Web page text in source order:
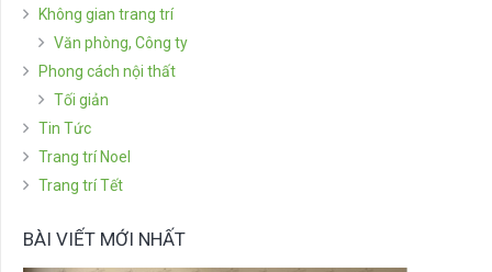
Không gian trang trí
Văn phòng, Công ty
Phong cách nội thất
Tối giản
Tin Tức
Trang trí Noel
Trang trí Tết
BÀI VIẾT MỚI NHẤT